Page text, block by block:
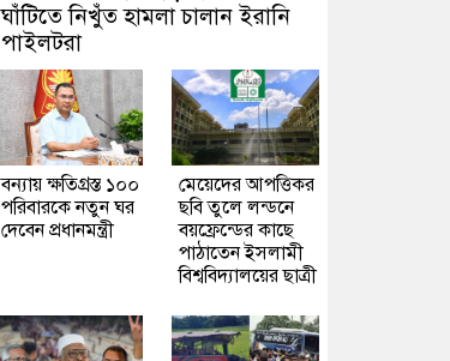
ঘাঁটিতে নিখুঁত হামলা চালান ইরানি
পাইলটরা
বন্যায় ক্ষতিগ্রস্ত ১০০
পরিবারকে নতুন ঘর
দেবেন প্রধানমন্ত্রী
মেয়েদের আপত্তিকর
ছবি তুলে লন্ডনে
বয়ফ্রেন্ডের কাছে
পাঠাতেন ইসলামী
বিশ্ববিদ্যালয়ের ছাত্রী